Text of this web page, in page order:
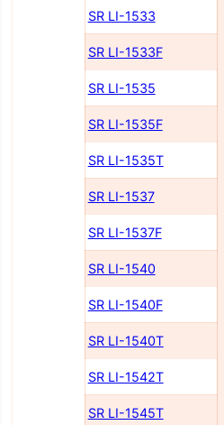
SR LI-1533
SR LI-1533F
SR LI-1535
SR LI-1535F
SR LI-1535T
SR LI-1537
SR LI-1537F
SR LI-1540
SR LI-1540F
SR LI-1540Т
SR LI-1542Т
SR LI-1545Т